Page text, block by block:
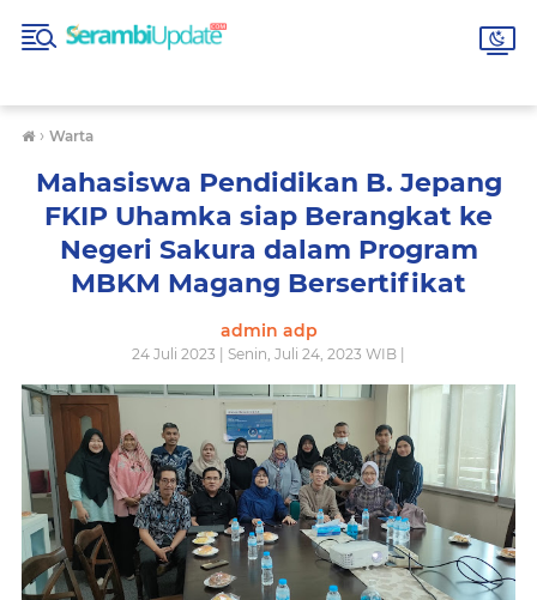
› Warta
Mahasiswa Pendidikan B. Jepang
FKIP Uhamka siap Berangkat ke
Negeri Sakura dalam Program
MBKM Magang Bersertifikat
admin adp
24 Juli 2023 | Senin, Juli 24, 2023 WIB |